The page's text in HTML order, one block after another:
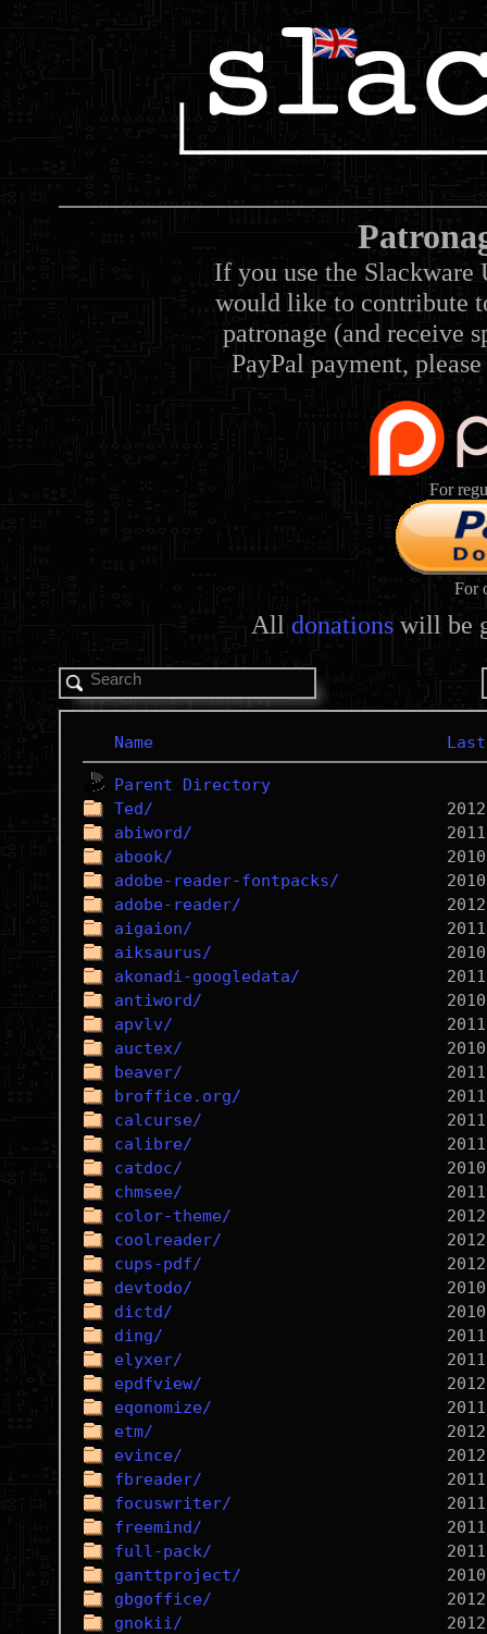
If you use the Slackware
would like to contribute
patronage (and receive
PayPal payment,
For
For
All donations will be
Name
Parent Directory
Ted/
abiword/
abook/
adobe-reader-fontpacks/
adobe-reader/
aigaion/
aiksaurus/
akonadi-googledata/
antiword/
apvlv/
auctex/
beaver/
broffice.org/
calcurse/
calibre/
catdoc/
chmsee/
color-theme/
coolreader/
cups-pdf/
devtodo/
dictd/
ding/
elyxer/
epdfview/
eqonomize/
etm/
evince/
fbreader/
focuswriter/
freemind/
full-pack/
ganttproject/
gbgoffice/
gnokii/